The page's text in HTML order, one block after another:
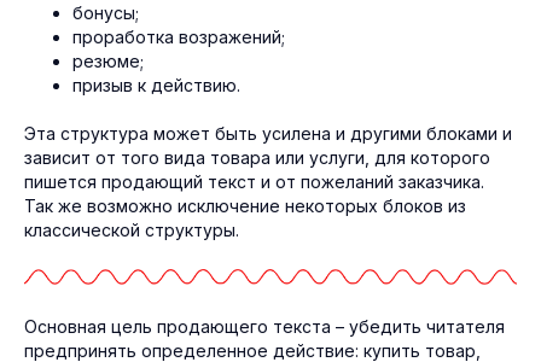
бонусы;
проработка возражений;
резюме;
призыв к действию.
Эта структура может быть усилена и другими блоками и
зависит от того вида товара или услуги, для которого
пишется продающий текст и от пожеланий заказчика.
Так же возможно исключение некоторых блоков из
классической структуры.
Основная цель продающего текста – убедить читателя
предпринять определенное действие: купить товар,